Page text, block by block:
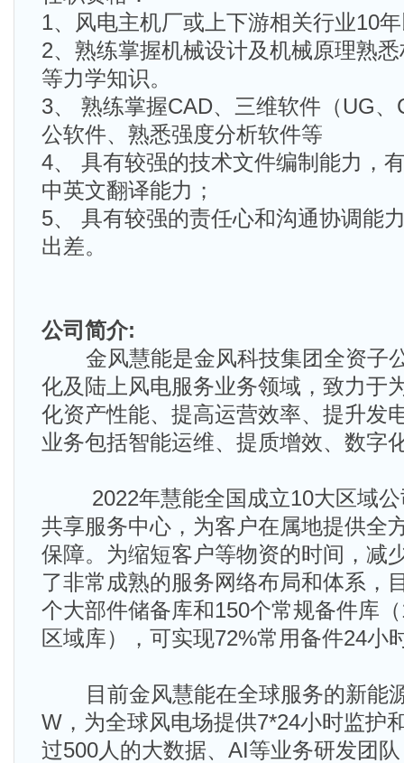
1、风电主机厂或上下游相关行业10
2、熟练掌握机械设计及机械原理熟
等力学知识。
3、 熟练掌握CAD、三维软件（UG
公软件、熟悉强度分析软件等
4、 具有较强的技术文件编制能力，
中英文翻译能力；
5、 具有较强的责任心和沟通协调能
出差。
公司简介:
金风慧能是金风科技集团全资子
化及陆上风电服务业务领域，致力于
化资产性能、提高运营效率、提升发
业务包括智能运维、提质增效、数字
2022年慧能全国成立10大区域公
共享服务中心，为客户在属地提供全
保障。为缩短客户等物资的时间，减
了非常成熟的服务网络布局和体系，
个大部件储备库和150个常规备件库
区域库），可实现72%常用备件24小
目前金风慧能在全球服务的新能
W，为全球风电场提供7*24小时监护
过500人的大数据、AI等业务研发团